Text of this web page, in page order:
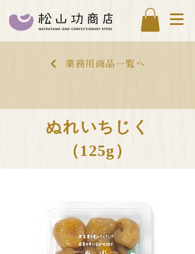
業務用商品一覧へ
ぬれいちじく
（125g）